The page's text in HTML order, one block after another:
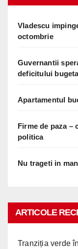
Vladescu
octombrie
Guvernantii
deficitului
Apartamentul
Firme de paza –
politica
Nu trageti in
ARTICOLE
Tranziția verde